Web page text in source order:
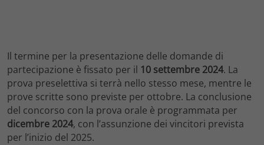
Il termine per la presentazione delle domande di
partecipazione è fissato per il 10 settembre 2024. La
prova preselettiva si terrà nello stesso mese, mentre le
prove scritte sono previste per ottobre. La conclusione
del concorso con la prova orale è programmata per
dicembre 2024, con l’assunzione dei vincitori prevista
per l’inizio del 2025.